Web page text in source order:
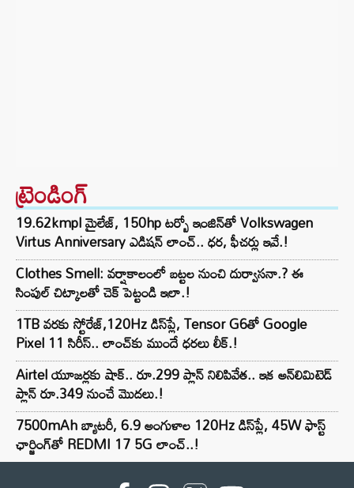
ట్రెండింగ్‌
19.62kmpl మైలేజ్, 150hp టర్బో ఇంజిన్‌తో Volkswagen
Virtus Anniversary ఎడిషన్ లాంచ్.. ధర, ఫీచర్లు ఇవే.!
Clothes Smell: వర్షాకాలంలో బట్టల నుంచి దుర్వాసనా.? ఈ
సింపుల్ చిట్కాలతో చెక్ పెట్టండి ఇలా.!
1TB వరకు స్టోరేజ్,120Hz డిస్‌ప్లే, Tensor G6తో Google
Pixel 11 సిరీస్.. లాంచ్⁭కు ముందే ధరలు లీక్.!
Airtel యూజర్లకు షాక్.. రూ.299 ప్లాన్ నిలిపివేత.. ఇక అన్‌లిమిటెడ్
ప్లాన్ రూ.349 నుంచే మొదలు.!
7500mAh బ్యాటరీ, 6.9 అంగుళాల 120Hz డిస్‌ప్లే, 45W ఫాస్ట్
ఛార్జింగ్‌తో REDMI 17 5G లాంచ్..!